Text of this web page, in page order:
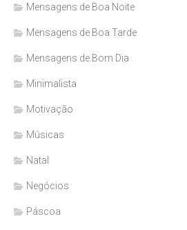
Mensagens de Boa Noite
Mensagens de Boa Tarde
Mensagens de Bom Dia
Minimalista
Motivação
Músicas
Natal
Negócios
Páscoa